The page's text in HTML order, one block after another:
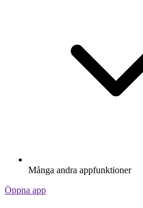
Många andra appfunktioner
Öppna app